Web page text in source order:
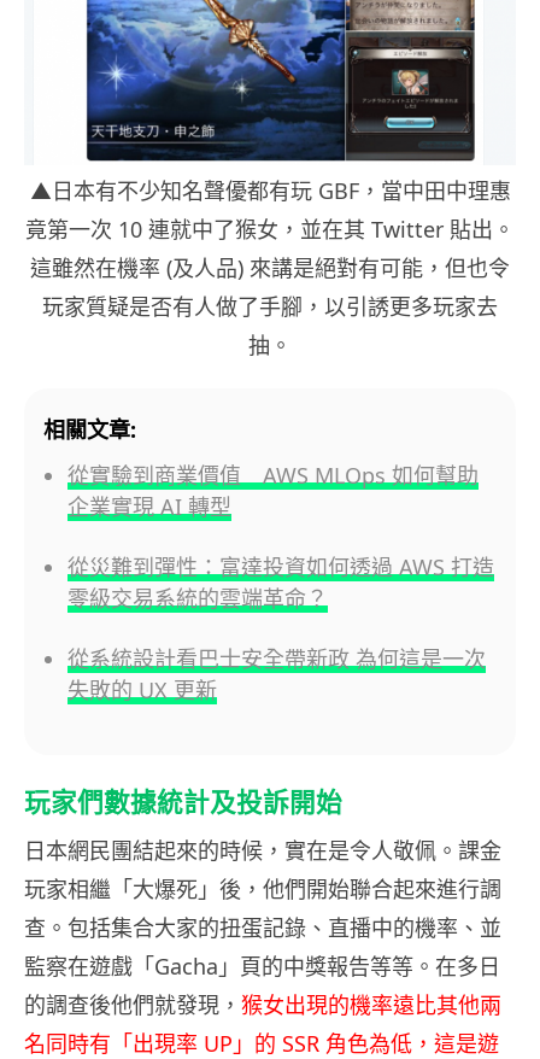
▲日本有不少知名聲優都有玩 GBF，當中田中理惠
竟第一次 10 連就中了猴女，並在其 Twitter 貼出。
這雖然在機率 (及人品) 來講是絕對有可能，但也令
玩家質疑是否有人做了手腳，以引誘更多玩家去
抽。
相關文章:
從實驗到商業價值 AWS MLOps 如何幫助
企業實現 AI 轉型
從災難到彈性：富達投資如何透過 AWS 打造
零級交易系統的雲端革命？
從系統設計看巴士安全帶新政 為何這是一次
失敗的 UX 更新
玩家們數據統計及投訴開始
日本網民團結起來的時候，實在是令人敬佩。課金
玩家相繼「大爆死」後，他們開始聯合起來進行調
查。包括集合大家的扭蛋記錄、直播中的機率、並
監察在遊戲「Gacha」頁的中獎報告等等。在多日
的調查後他們就發現， 猴女出現的機率遠比其他兩
名同時有「出現率 UP」的 SSR 角色為低，這是遊